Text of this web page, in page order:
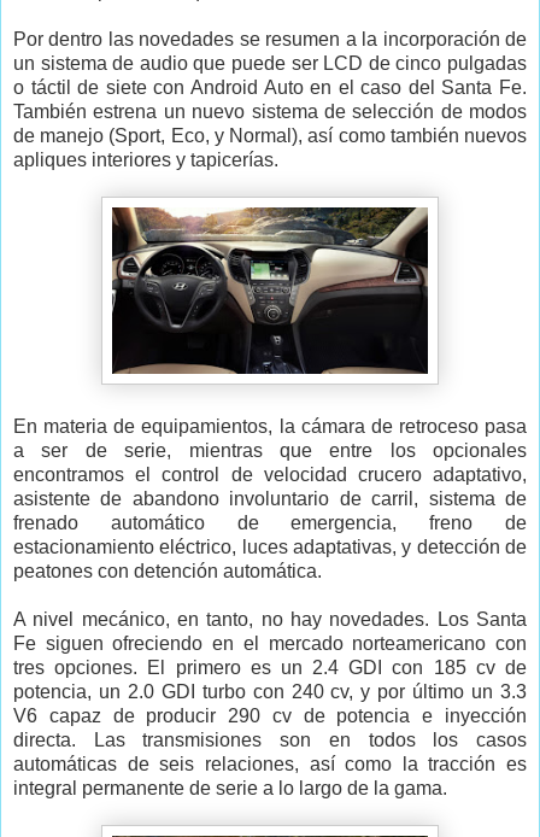
Por dentro las novedades se resumen a la incorporación de
un sistema de audio que puede ser LCD de cinco pulgadas
o táctil de siete con Android Auto en el caso del Santa Fe.
También estrena un nuevo sistema de selección de modos
de manejo (Sport, Eco, y Normal), así como también nuevos
apliques interiores y tapicerías.
En materia de equipamientos, la cámara de retroceso pasa
a ser de serie, mientras que entre los opcionales
encontramos el control de velocidad crucero adaptativo,
asistente de abandono involuntario de carril, sistema de
frenado automático de emergencia, freno de
estacionamiento eléctrico, luces adaptativas, y detección de
peatones con detención automática.
A nivel mecánico, en tanto, no hay novedades. Los Santa
Fe siguen ofreciendo en el mercado norteamericano con
tres opciones. El primero es un 2.4 GDI con 185 cv de
potencia, un 2.0 GDI turbo con 240 cv, y por último un 3.3
V6 capaz de producir 290 cv de potencia e inyección
directa. Las transmisiones son en todos los casos
automáticas de seis relaciones, así como la tracción es
integral permanente de serie a lo largo de la gama.